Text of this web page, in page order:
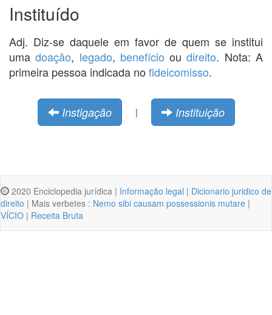
Instituído
Adj. Diz-se daquele em favor de quem se institui
umadoação, legado, benefício oudireito. Nota: A
primeira pessoa indicada no fideicomisso.
Instigação | Instituição
2020 Enciclopedia jurídica | Informação legal | Dicionario juridico de
direito | Mais verbetes : Nemo sibi causam possessionis mutare |
VÍCIO | Receita Bruta